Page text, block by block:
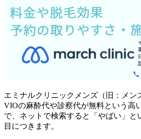
エミナルクリニックメンズ（旧：メン
VIOの麻酔代や診察代が無料という高
で、ネットで検索すると「やばい」と
目につきます。